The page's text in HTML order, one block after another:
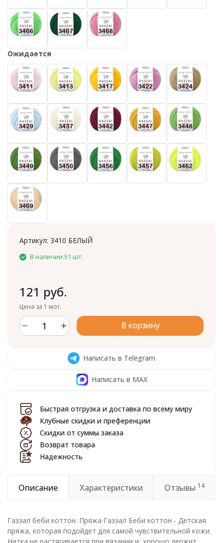
Ожидается
Артикул: 3410 БЕЛЫЙ
В наличии 51 шт.
121 руб.
Цена за 1 мот.
В корзину
Написать в Telegram
Написать в MAX
Быстрая отгрузка и доставка по всему миру
Клубные скидки и преференции
Скидки от суммы заказа
Возврат товара
Надежность
Описание Характеристики Отзывы 14
Газзал беби коттон. Пряжа Газзал Беби коттон - Детская
пряжа, которая подойдет для самой чувствительной кожи.